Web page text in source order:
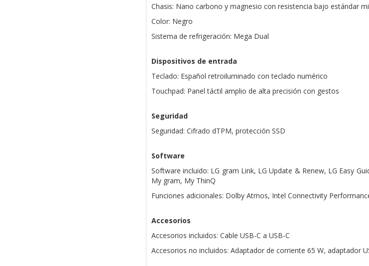
Chasis: Nano carbono y magnesio con resistencia bajo estándar
Color: Negro
Sistema de refrigeración: Mega Dual
Dispositivos de entrada
Teclado: Español retroiluminado con teclado numérico
Touchpad: Panel táctil amplio de alta precisión con gestos
Seguridad
Seguridad: Cifrado dTPM, protección SSD
Software
Software incluido: LG gram Link, LG Update & Renew, LG Easy
My gram, My ThinQ
Funciones adicionales: Dolby Atmos, Intel Connectivity
Accesorios
Accesorios incluidos: Cable USB-C a USB-C
Accesorios no incluidos: Adaptador de corriente 65 W, adaptador